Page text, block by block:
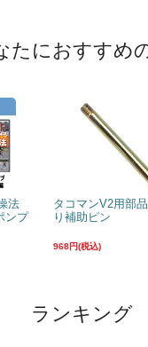
たにおすすめ
法
ンプ
タコマンV2用部
り補助ピン
968円(税込)
ランキング